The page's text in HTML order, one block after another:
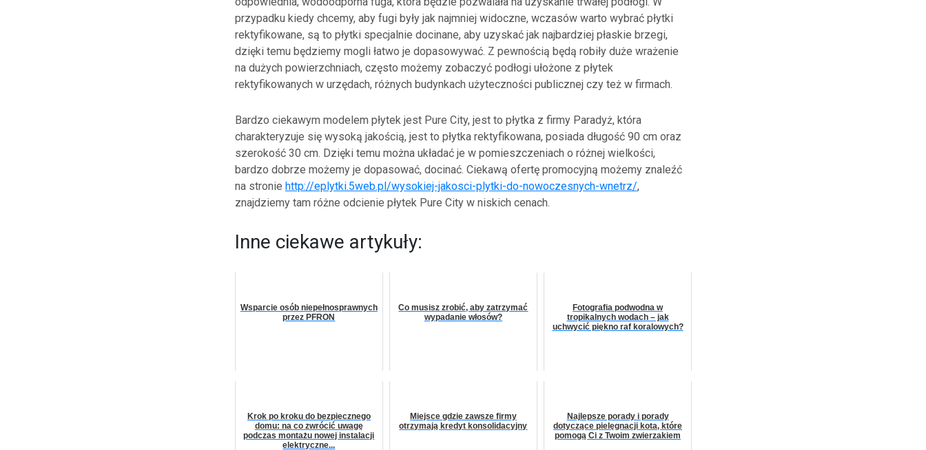
przypadku kiedy chcemy, aby fugi były jak najmniej widoczne, wczasów warto wybrać płytki
rektyfikowane, są to płytki specjalnie docinane, aby uzyskać jak najbardziej płaskie brzegi,
dzięki temu będziemy mogli łatwo je dopasowywać. Z pewnością będą robiły duże wrażenie
na dużych powierzchniach, często możemy zobaczyć podłogi ułożone z płytek
rektyfikowanych w urzędach, różnych budynkach użyteczności publicznej czy też w firmach.
Bardzo ciekawym modelem płytek jest Pure City, jest to płytka z firmy Paradyż, która
charakteryzuje się wysoką jakością, jest to płytka rektyfikowana, posiada długość 90 cm oraz
szerokość 30 cm. Dzięki temu można układać je w pomieszczeniach o różnej wielkości,
bardzo dobrze możemy je dopasować, docinać. Ciekawą ofertę promocyjną możemy znaleźć
na stronie http://eplytki.5web.pl/wysokiej-jakosci-plytki-do-nowoczesnych-wnetrz/,
znajdziemy tam różne odcienie płytek Pure City w niskich cenach.
Inne ciekawe artykuły:
Wsparcie osób niepełnosprawnych
przez PFRON
Co musisz zrobić, aby zatrzymać
wypadanie włosów?
Fotografia podwodna w
tropikalnych wodach – jak
uchwycić piękno raf koralowych?
Krok po kroku do bezpiecznego
domu: na co zwrócić uwagę
podczas montażu nowej instalacji
elektryczne...
Miejsce gdzie zawsze firmy
otrzymają kredyt konsolidacyjny
Najlepsze porady i porady
dotyczące pielęgnacji kota, które
pomogą Ci z Twoim zwierzakiem